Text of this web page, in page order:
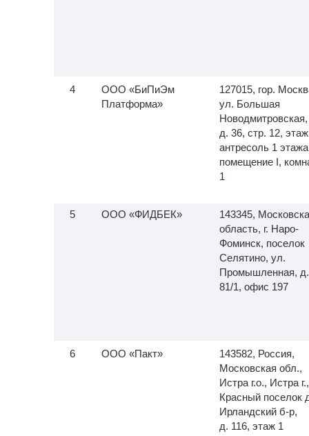
ООО «БиПиЭм
Платформа»
127015, гор.
ул. Большая
Новодмитровская,
д. 36, стр. 12, этаж
антресоль 1
помещение I,
1
ООО «ФИДБЕК»
143345,
область, г. Наро-
Фоминск, поселок
Селятино, ул.
Промышленная, д.
81/1, офис 197
ООО «Пакт»
143582, Россия,
Московская обл.,
Истра г.о., Истра г.,
Красный поселок
Ирландский б-р,
д. 116, этаж 1